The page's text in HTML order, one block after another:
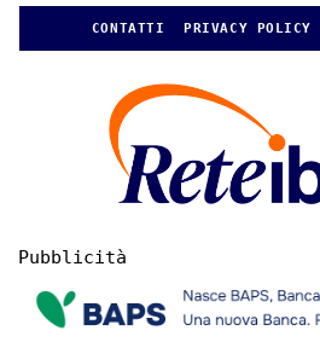
CONTATTI PRIVACY POLICY
Pubblicità